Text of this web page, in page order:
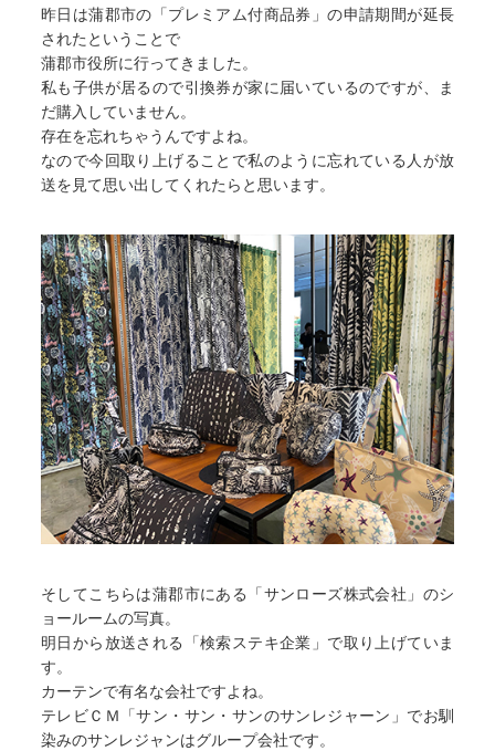
昨日は蒲郡市の「プレミアム付商品券」の申請期間が延長
されたということで
蒲郡市役所に行ってきました。
私も子供が居るので引換券が家に届いているのですが、ま
だ購入していません。
存在を忘れちゃうんですよね。
なので今回取り上げることで私のように忘れている人が放
送を見て思い出してくれたらと思います。
そしてこちらは蒲郡市にある「サンローズ株式会社」のシ
ョールームの写真。
明日から放送される「検索ステキ企業」で取り上げていま
す。
カーテンで有名な会社ですよね。
テレビＣＭ「サン・サン・サンのサンレジャーン」でお馴
染みのサンレジャンはグループ会社です。